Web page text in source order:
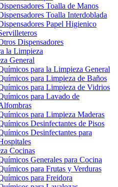
Toalla de Manos
Toalla Interdoblada
Papel Higienico
Dispensadores
la Limpieza
General
para la Limpieza General
para Limpieza de Baños
para Limpieza de Vidrios
para Lavado de
para Limpieza Maderas
Desinfectantes de Pisos
Desinfectantes para
Cocinas
Generales para Cocina
para Frutas y Verduras
para Freidora